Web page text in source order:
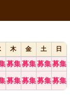
木 金 土
日
募集募集募集募集
募集募集募集募集